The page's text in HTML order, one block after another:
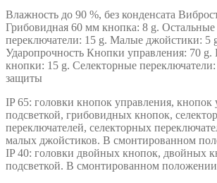
Влажность до 90 %, без конденсата
Грибовидная 60 мм кнопка: 8 g.
переключатели: 15 g. Малые джойстики: 5
Ударопрочность Кнопки управления: 70
кнопки: 15 g. Селекторные
защиты
IP 65: головки кнопок управления, кнопок
подсветкой, грибовидных кнопок,
переключателей, селекторных
малых джойстиков. В смонтированном
IP 40: головки двойных кнопок, двойных
подсветкой. В смонтированном